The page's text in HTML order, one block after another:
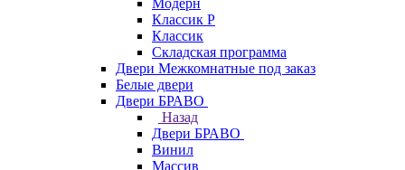
Модерн
Классик Р
Классик
Складская программа
Двери Межкомнатные под заказ
Белые двери
Двери БРАВО
Назад
Двери БРАВО
Винил
Массив